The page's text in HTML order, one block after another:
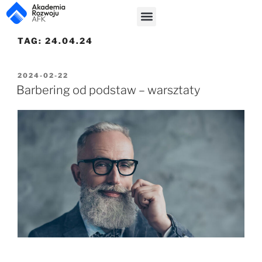
TAG: 24.04.24
2024-02-22
Barbering od podstaw – warsztaty